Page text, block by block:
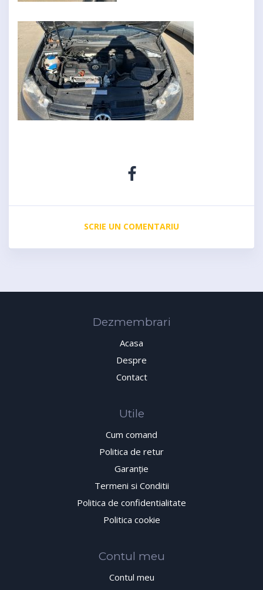
SCRIE UN COMENTARIU
Dezmembrari
Acasa
Despre
Contact
Utile
Cum comand
Politica de retur
Garanţie
Termeni si Conditii
Politica de confidentialitate
Politica cookie
Contul meu
Contul meu